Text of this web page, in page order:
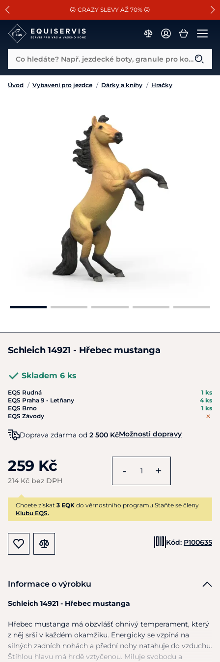
SLEVA 13% na vše od Cassini!
😮 CRAZY SLEVY AŽ 70% 😮
📐Pasování a doplňky k vybraným sedlům ZDARMA 🐴
Co hledáte? Např. jezdecké boty, granule pro koně...
Úvod / Vybavení pro jezdce / Dárky a knihy / Hračky
Schleich 14921 - Hřebec mustanga
Skladem 6 ks
EQS Rudná
1 ks
EQS Praha 9 - Letňany
4 ks
EQS Brno
1 ks
EQS Závody
Doprava zdarma od 2 500 KčMožnosti dopravy
259 Kč
214 Kč bez DPH
- +
Chcete získat 3 EQK do věrnostního programu Staňte se členy
Klubu EQS.
Kód: P100635
Informace o výrobku
Schleich 14921 - Hřebec mustanga
Hřebec mustanga má obzvlášť ohnivý temperament, který
z něj srší v každém okamžiku. Energicky se vzpíná na
silných zadních nohách a přední nohy natahuje do vzduchu.
Štíhlou hlavu má hrdě vztyčenou. Miluje svobodu a